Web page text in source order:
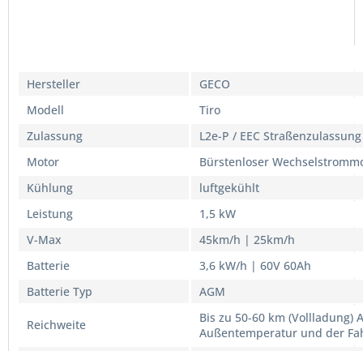
Hersteller
GECO
Modell
Tiro
Zulassung
L2e-P / EEC Straßenzulassung
Motor
Bürstenloser
Kühlung
luftgekühlt
Leistung
1,5 kW
V-Max
45km/h | 25km/h
Batterie
3,6 kW/h | 60V 60Ah
Batterie Typ
AGM
Reichweite
Bis zu 50-60 km (Vollladung)
Außentemperatur und der